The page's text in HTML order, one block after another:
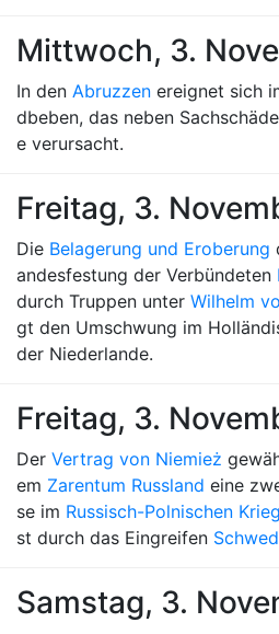
Mittwoch, 3.
In den Abruzzen ereignet sich
dbeben, das neben
e verursacht.
Freitag, 3.
Die Belagerung und Eroberung
andesfestung der Verbündeten
durch Truppen unter Wilhelm
gt den Umschwung im
der Niederlande.
Freitag, 3.
Der Vertrag von Niemież
em Zarentum Russland eine
se im Russisch-Polnischen Krieg
st durch das Eingreifen
Samstag, 3.